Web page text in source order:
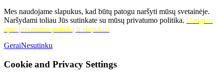
Mes naudojame slapukus, kad būtų patogu naršyti mūsų svetainėje.
Naršydami toliau Jūs sutinkate su mūsų privatumo politika. Daugiau
apie privatumo politiką ir slapukus
GeraiNesutinku
Cookie and Privacy Settings